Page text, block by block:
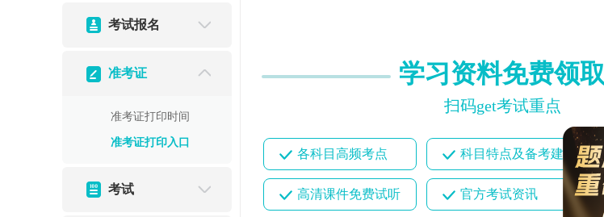
考试报名
准考证
准考证打印时间
准考证打印入口
考试
学习资料免费领取
扫码get考试重点
各科目高频考点 科目特点及备考建议
高清课件免费试听 官方考试资讯